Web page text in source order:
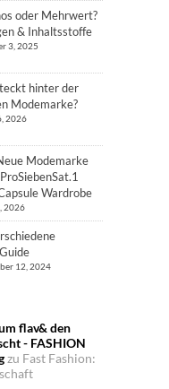
oder Mehrwert?
& Inhaltsstoffe
3, 2025
hinter der
Modemarke?
2026
Modemarke
Wardrobe
2026
12, 2024
flav& den
- FASHION
zu Fast Fashion: